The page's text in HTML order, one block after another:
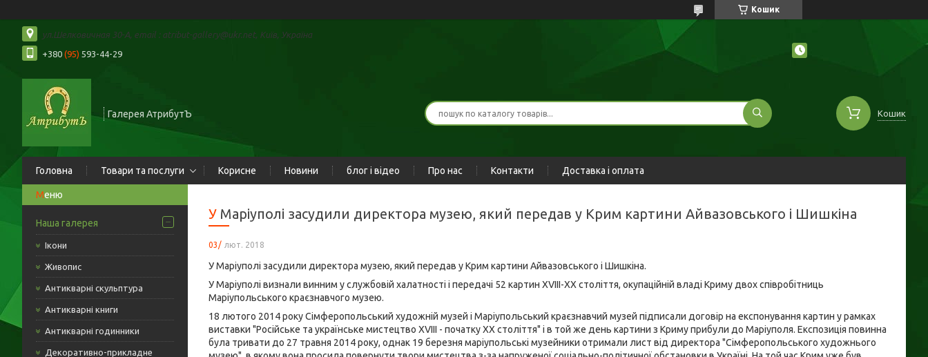
Кошик
ул.Шелковичная 30-А, email : atribut-gallery@ukr.net, Київ, Україна
+380 (95) 593-44-29
Галерея АтрибутЪ Кошик
Головна Товари та послуги Корисне Новини блог і відео Про нас Контакти Доставка і оплата
Наша галерея
Ікони
Живопис
Антикварні скульптура
Антикварні книги
Антикварні годинники
Декоративно-прикладне
У Маріуполі засудили директора музею, який передав у Крим картини Айвазовського і Шишкіна
03/ лют. 2018
У Маріуполі засудили директора музею, який передав у Крим картини Айвазовського і Шишкіна.
У Маріуполі визнали винним у службовій халатності і передачі 52 картин XVIII-XX століття, окупаційній владі Криму двох співробітниць
Маріупольського краєзнавчого музею.
18 лютого 2014 року Сімферопольський художній музей і Маріупольський краєзнавчий музей підписали договір на експонування картин у рамках
виставки "Російське та українське мистецтво XVIII - початку ХХ століття" і в той же день картини з Криму прибули до Маріуполя. Експозиція повинна
була тривати до 27 травня 2014 року, однак 19 березня маріупольські музейники отримали лист від директора "Сімферопольського художнього